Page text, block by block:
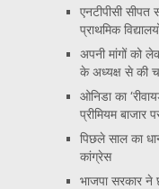
एनटीपीसी सीपत
प्राथमिक
अपनी मांगों को
के अध्यक्ष से की
ओनिडा का
प्रीमियम बाजार
पिछले साल का
कांग्रेस
भाजपा सरकार ने